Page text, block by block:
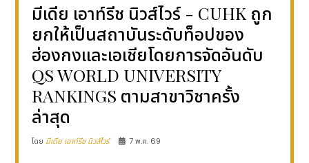
มีเดีย เอาท์รีช นิวส์ไวร์ - CUHK ถูก
ยกให้เป็นสถาบันระดับท็อปของ
ฮ่องกงและเอเชียโดยการจัดอันดับ
QS WORLD UNIVERSITY
RANKINGS ตามสาขาวิชาครั้ง
ล่าสุด
โดย มีเดีย เอาท์รีช นิวส์ไวร์ 7 พ.ค. 69